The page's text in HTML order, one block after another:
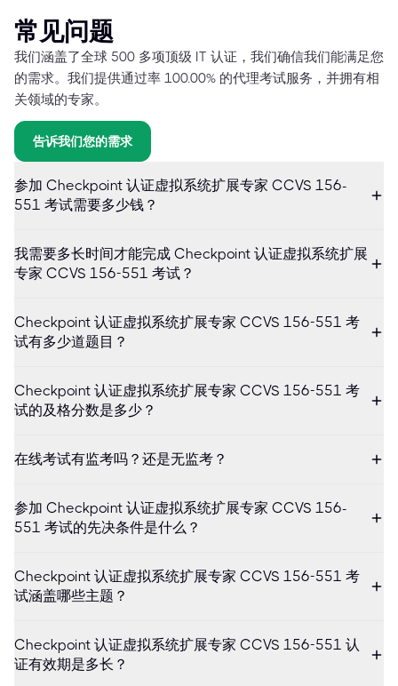
常见问题
我们涵盖了全球 500 多项顶级 IT 认证，我们确信我们能满足您
的需求。我们提供通过率 100.00% 的代理考试服务，并拥有相
关领域的专家。
告诉我们您的需求
参加 Checkpoint 认证虚拟系统扩展专家 CCVS 156-
551 考试需要多少钱？
我需要多长时间才能完成 Checkpoint 认证虚拟系统扩展
专家 CCVS 156-551 考试？
Checkpoint 认证虚拟系统扩展专家 CCVS 156-551 考
试有多少道题目？
Checkpoint 认证虚拟系统扩展专家 CCVS 156-551 考
试的及格分数是多少？
在线考试有监考吗？还是无监考？
参加 Checkpoint 认证虚拟系统扩展专家 CCVS 156-
551 考试的先决条件是什么？
Checkpoint 认证虚拟系统扩展专家 CCVS 156-551 考
试涵盖哪些主题？
Checkpoint 认证虚拟系统扩展专家 CCVS 156-551 认
证有效期是多长？